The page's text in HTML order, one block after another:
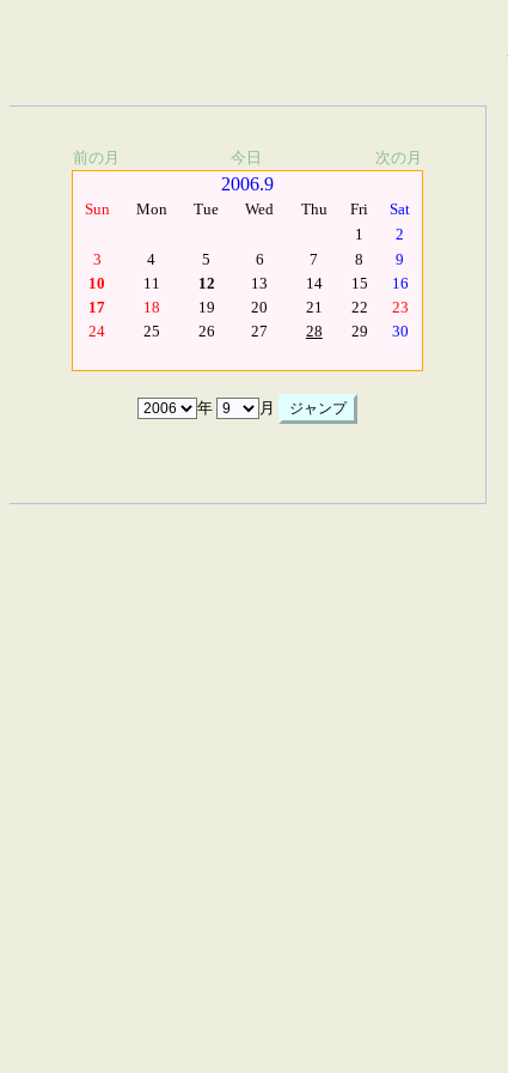
前の月 今日 次の月
2006.9
Sun Mon Tue Wed Thu Fri
Sat
1
2
3
4 5 6 7 8
9
10
11 12 13 14 15
16
17
18 19 20 21 22
23
24
25 26 27 28 29 30
年 月